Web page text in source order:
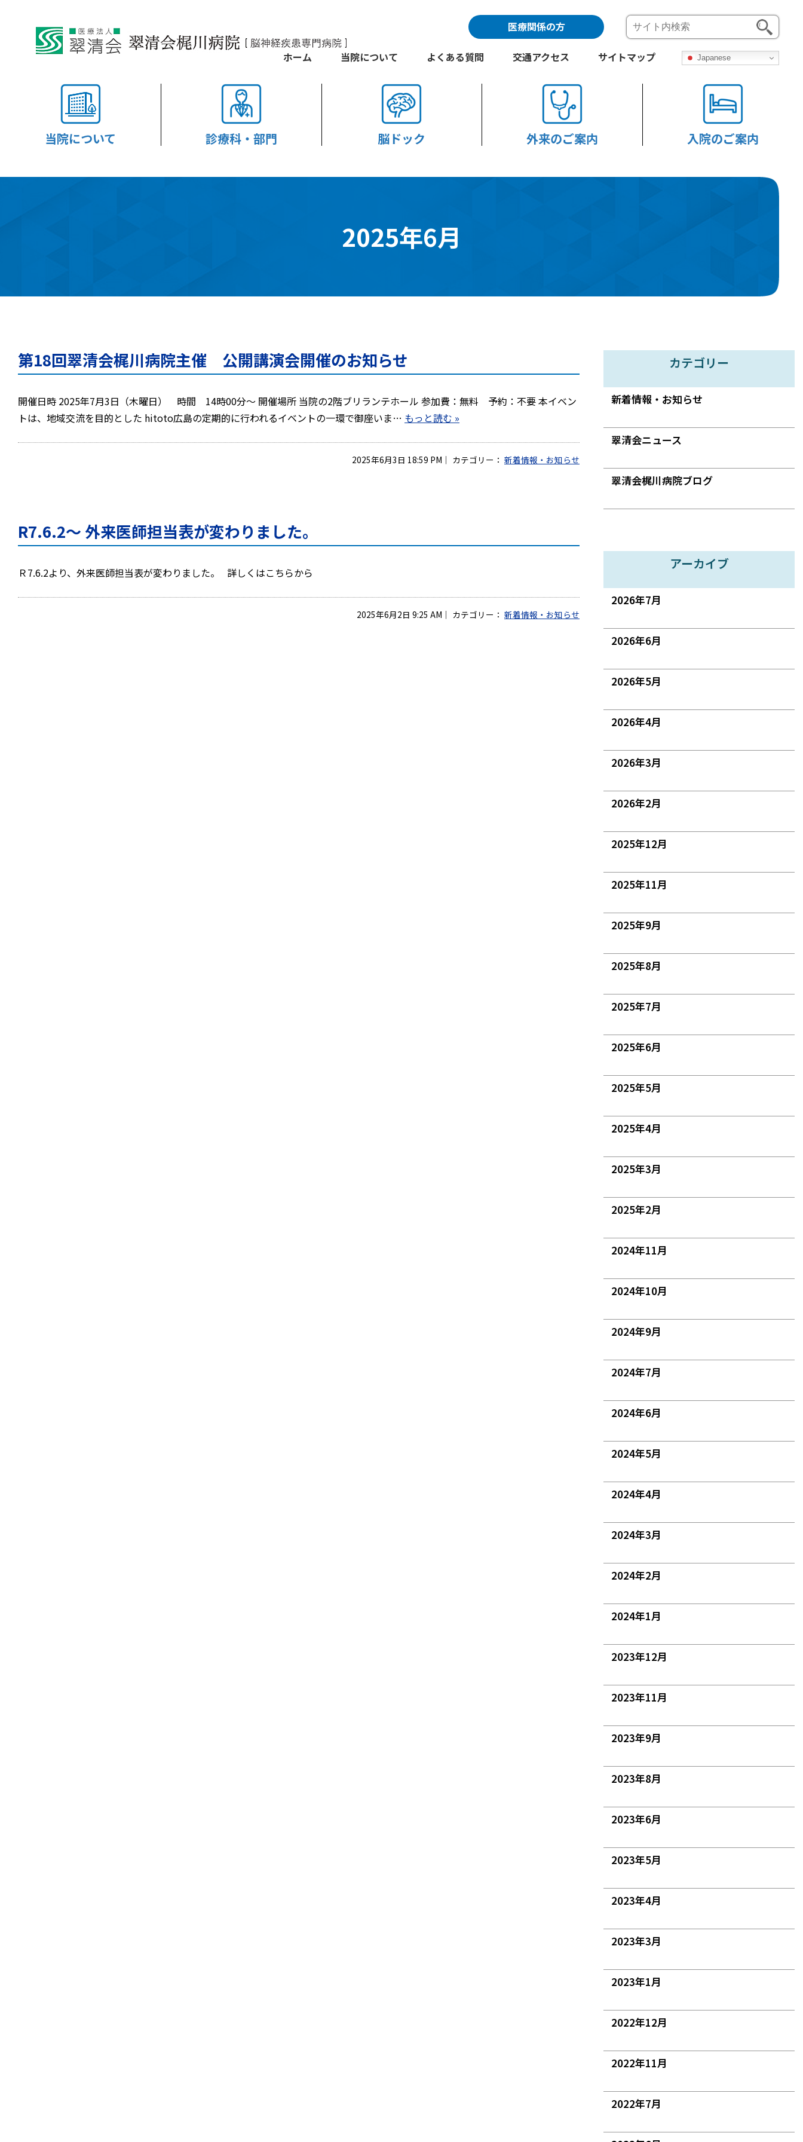
当院について 診療科・部門 脳ドック 外来のご案内 入院のご案内
ホーム 当院について よくある質問 交通アクセス サイトマップ Japanese
医療関係の方
2025年6月
第18回翠清会梶川病院主催 公開講演会開催のお知らせ
開催日時 2025年7月3日（木曜日） 時間 14時00分～ 開催場所 当院の2階ブリランテホール 参加費：無料 予約：不要 本イベン
トは、地域交流を目的とした hitoto広島の定期的に行われるイベントの一環で御座いま… もっと読む »
2025年6月3日 18:59 PM ｜ カテゴリー： 新着情報・お知らせ
R7.6.2～ 外来医師担当表が変わりました。
Ｒ7.6.2より、外来医師担当表が変わりました。 詳しくはこちらから
2025年6月2日 9:25 AM ｜ カテゴリー： 新着情報・お知らせ
カテゴリー
新着情報・お知らせ
翠清会ニュース
翠清会梶川病院ブログ
アーカイブ
2026年7月
2026年6月
2026年5月
2026年4月
2026年3月
2026年2月
2025年12月
2025年11月
2025年9月
2025年8月
2025年7月
2025年6月
2025年5月
2025年4月
2025年3月
2025年2月
2024年11月
2024年10月
2024年9月
2024年7月
2024年6月
2024年5月
2024年4月
2024年3月
2024年2月
2024年1月
2023年12月
2023年11月
2023年9月
2023年8月
2023年6月
2023年5月
2023年4月
2023年3月
2023年1月
2022年12月
2022年11月
2022年7月